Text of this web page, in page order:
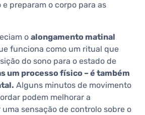
preparam o corpo para as
o alongamento matinal
funciona como um ritual que
do sono para o estado de
um processo físico – é também
Alguns minutos de movimento
podem melhorar a
sensação de controlo sobre o